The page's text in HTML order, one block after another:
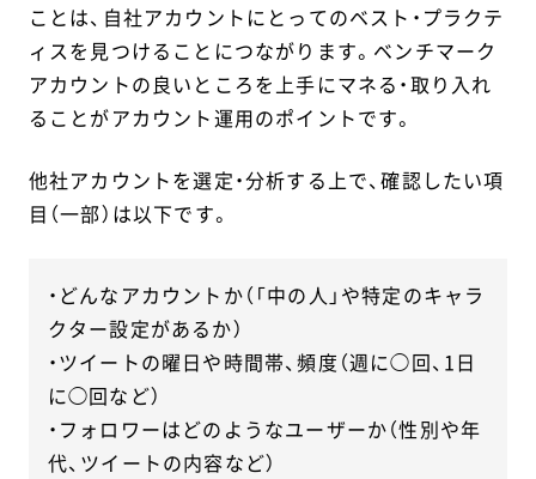
ことは、自社アカウントにとってのベスト・プラクテ
ィスを見つけることにつながります。ベンチマーク
アカウントの良いところを上手にマネる・取り入れ
ることがアカウント運用のポイントです。
他社アカウントを選定・分析する上で、確認したい項
目（一部）は以下です。
・どんなアカウントか（「中の人」や特定のキャラ
クター設定があるか）
・ツイートの曜日や時間帯、頻度（週に◯回、1日
に◯回など）
・フォロワーはどのようなユーザーか（性別や年
代、ツイートの内容など）